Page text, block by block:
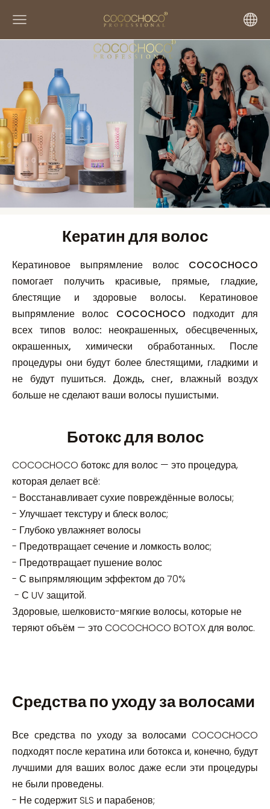
Кератин для волос
Кератиновое выпрямление волос COCOCHOCO
помогает получить красивые, прямые, гладкие,
блестящие и здоровые волосы. Кератиновое
выпрямление волос COCOCHOCO подходит для
всех типов волос: неокрашенных, обесцвеченных,
окрашенных, химически обработанных. После
процедуры они будут более блестящими, гладкими и
не будут пушиться. Дождь, снег, влажный воздух
больше не сделают ваши волосы пушистыми.
Ботокс для волос
COCOCHOCO ботокс для волос — это процедура,
которая делает всё:
- Восстанавливает сухие повреждённые волосы;
- Улучшает текстуру и блеск волос;
- Глубоко увлажняет волосы
- Предотвращает сечение и ломкость волос;
- Предотвращает пушение волос
- С выпрямляющим эффектом до 70%
- С UV защитой.
Здоровые, шелковисто-мягкие волосы, которые не
теряют объём — это COCOCHOCO BOTOX для волос.
Средства по уходу за волосами
Все средства по уходу за волосами COCOCHOCO
подходят после кератина или ботокса и, конечно, будут
лучшими для ваших волос даже если эти процедуры
не были проведены.
- Не содержит SLS и парабенов;